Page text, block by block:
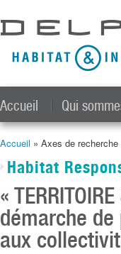
Accueil Qui
Accueil » Axes de
Habitat
«
démarche
aux